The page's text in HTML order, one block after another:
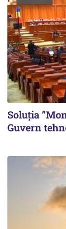
Soluția
Guvern